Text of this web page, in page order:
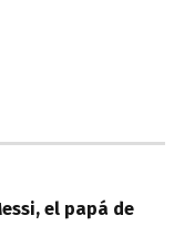
el papá de